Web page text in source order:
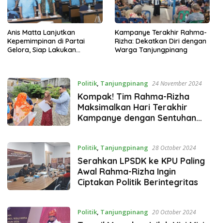
Anis Matta Lanjutkan
Kepemimpinan di Partai
Gelora, Siap Lakukan
Kampanye Terakhir Rahma-
Rizha: Dekatkan Diri dengan
Warga Tanjungpinang
Politik, Tanjungpinang 24 November 2024
Kompak! Tim Rahma-Rizha
Maksimalkan Hari Terakhir
Kampanye dengan Sentuhan
Politik, Tanjungpinang 28 October 2024
Serahkan LPSDK ke KPU Paling
Awal Rahma-Rizha Ingin
Ciptakan Politik Berintegritas
Politik, Tanjungpinang 20 October 2024